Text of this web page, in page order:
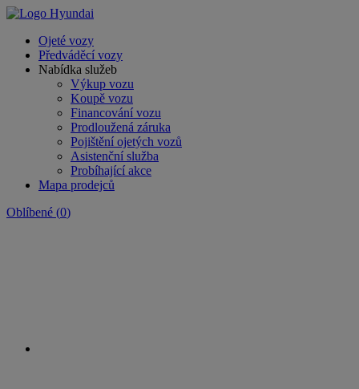
Ojeté vozy
Předváděcí vozy
Nabídka služeb
Výkup vozu
Koupě vozu
Financování vozu
Prodloužená záruka
Pojištění ojetých vozů
Asistenční služba
Probíhající akce
Mapa prodejců
Oblíbené (0)